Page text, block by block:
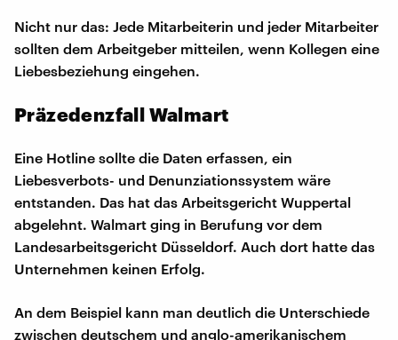
Nicht nur das: Jede Mitarbeiterin und jeder Mitarbeiter
sollten dem Arbeitgeber mitteilen, wenn Kollegen eine
Liebesbeziehung eingehen.
Präzedenzfall Walmart
Eine Hotline sollte die Daten erfassen, ein
Liebesverbots- und Denunziationssystem wäre
entstanden. Das hat das Arbeitsgericht Wuppertal
abgelehnt. Walmart ging in Berufung vor dem
Landesarbeitsgericht Düsseldorf. Auch dort hatte das
Unternehmen keinen Erfolg.
An dem Beispiel kann man deutlich die Unterschiede
zwischen deutschem und anglo-amerikanischem